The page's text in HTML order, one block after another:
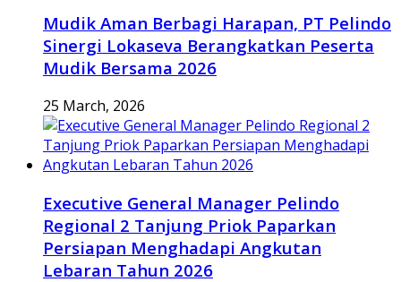
Mudik Aman Berbagi Harapan, PT Pelindo
Sinergi Lokaseva Berangkatkan Peserta
Mudik Bersama 2026
25 March, 2026
Executive General Manager Pelindo
Regional 2 Tanjung Priok Paparkan
Persiapan Menghadapi Angkutan
Lebaran Tahun 2026